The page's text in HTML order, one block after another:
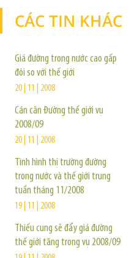
CÁC TIN KHÁC
Giá đường trong nước cao gấp
đôi so với thế giới
20 | 11 | 2008
Cán cân Đường thế giới vụ
2008/09
20 | 11 | 2008
Tình hình thị trường đường
trong nước và thế giới trung
tuần tháng 11/2008
19 | 11 | 2008
Thiếu cung sẽ đẩy giá đường
thế giới tăng trong vụ 2008/09